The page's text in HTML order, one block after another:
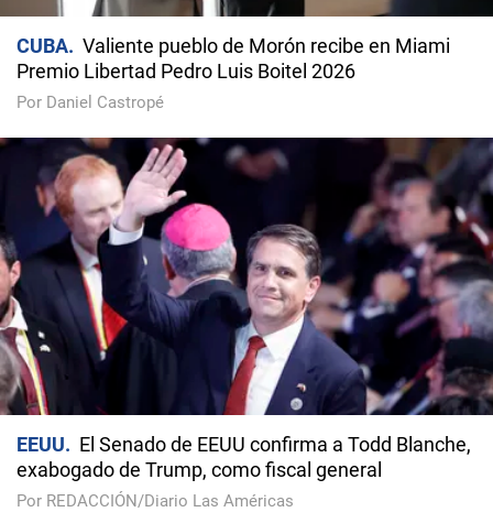
CUBA
Valiente pueblo de Morón recibe en Miami
Premio Libertad Pedro Luis Boitel 2026
Por Daniel Castropé
EEUU
El Senado de EEUU confirma a Todd Blanche,
exabogado de Trump, como fiscal general
Por REDACCIÓN/Diario Las Américas